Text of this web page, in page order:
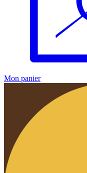
Mon panier